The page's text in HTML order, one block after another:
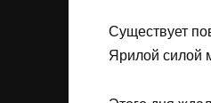
Существует
Ярилой силой